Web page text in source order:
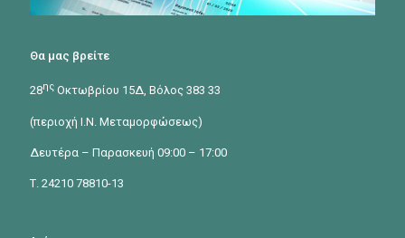
Θα μας βρείτε
28ης Οκτωβρίου 15Δ, Βόλος 383 33
(περιοχή Ι.Ν. Μεταμορφώσεως)
Δευτέρα – Παρασκευή 09:00 – 17:00
Τ. 24210 78810-13